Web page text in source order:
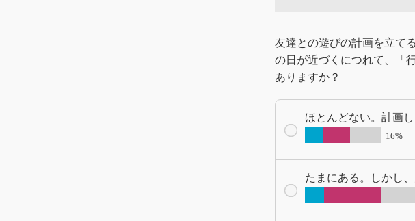
友達との遊びの計画を立て
の日が近づくにつれて、「
ありますか？
ほとんどない。計画
16%
たまにある。しかし